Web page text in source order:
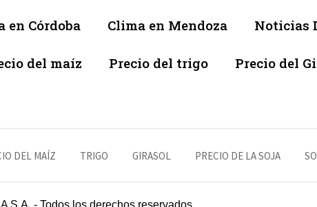
en Córdoba Clima en Mendoza Noticias
del maíz Precio del trigo Precio del
DEL MAÍZ TRIGO GIRASOL PRECIO DE LA SOJA